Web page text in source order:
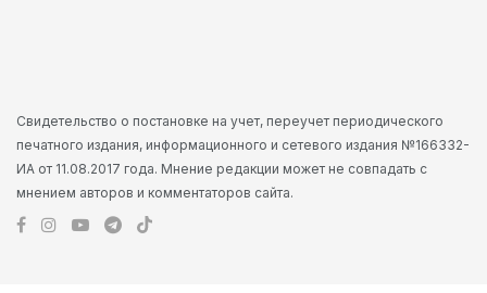
Свидетельство о постановке на учет, переучет периодического
печатного издания, информационного и сетевого издания №166332-
ИА от 11.08.2017 года. Мнение редакции может не совпадать с
мнением авторов и комментаторов сайта.